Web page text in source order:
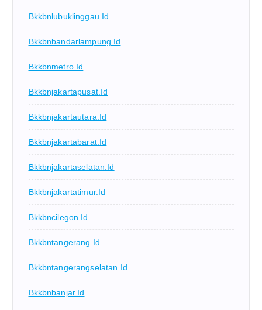
Bkkbnlubuklinggau.id
Bkkbnbandarlampung.id
Bkkbnmetro.id
Bkkbnjakartapusat.id
Bkkbnjakartautara.id
Bkkbnjakartabarat.id
Bkkbnjakartaselatan.id
Bkkbnjakartatimur.id
Bkkbncilegon.id
Bkkbntangerang.id
Bkkbntangerangselatan.id
Bkkbnbanjar.id